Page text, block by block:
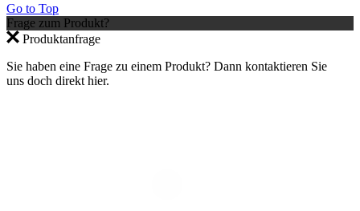
Go to Top
Frage zum Produkt?
Produktanfrage
Sie haben eine Frage zu einem Produkt? Dann kontaktieren Sie
uns doch direkt hier.